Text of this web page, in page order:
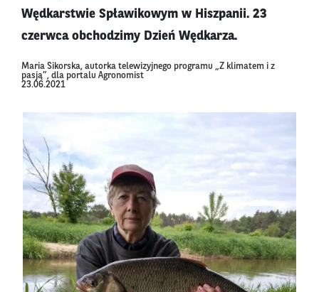
Wędkarstwie Spławikowym w Hiszpanii. 23
czerwca obchodzimy Dzień Wędkarza.
Maria Sikorska, autorka telewizyjnego programu „Z klimatem i z
pasją”, dla portalu Agronomist
23.06.2021